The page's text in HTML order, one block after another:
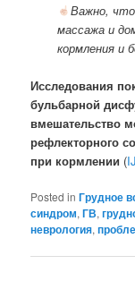
Важно,
массажа и
кормления и
Исследования
бульбарной
вмешательство
рефлекторного
при кормлении (
Posted in Грудное
синдром,ГВ,
неврология,